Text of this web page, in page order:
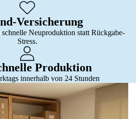
Versicherung
Neuproduktion statt Rückgabe-
Stress.
Produktion
innerhalb von 24 Stunden